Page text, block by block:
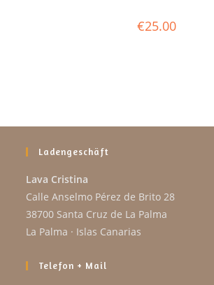
€25.00
Ladengeschäft
Lava Cristina
Calle Anselmo Pérez de Brito 28
38700 Santa Cruz de La Palma
La Palma · Islas Canarias
Telefon + Mail